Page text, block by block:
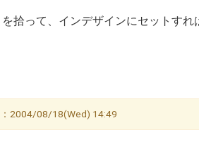
拾って、インデザインにセットすれ
2004/08/18(Wed) 14:49